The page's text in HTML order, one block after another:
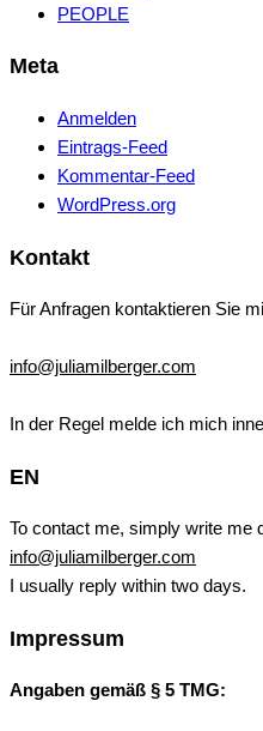
PEOPLE
Meta
Anmelden
Eintrags-Feed
Kommentar-Feed
WordPress.org
Kontakt
Für Anfragen kontaktieren Sie
info@juliamilberger.com
In der Regel melde ich mich
EN
To contact me, simply write me
info@juliamilberger.com
I usually reply within two days.
Impressum
Angaben gemäß § 5 TMG: